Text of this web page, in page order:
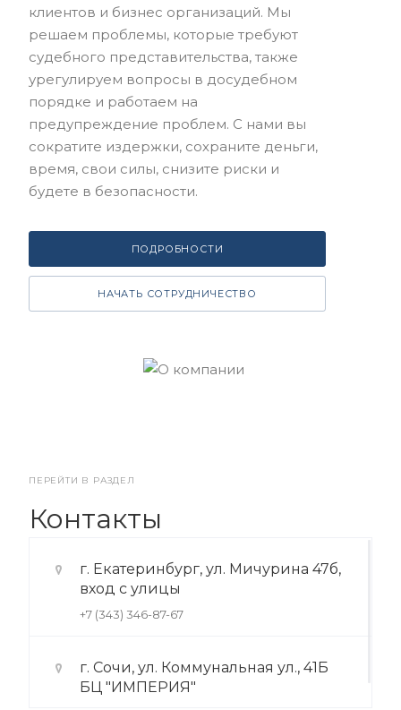
клиентов и бизнес организаций. Мы
решаем проблемы, которые требуют
судебного представительства, также
урегулируем вопросы в досудебном
порядке и работаем на
предупреждение проблем. С нами вы
сократите издержки, сохраните деньги,
время, свои силы, снизите риски и
будете в безопасности.
ПОДРОБНОСТИ
НАЧАТЬ СОТРУДНИЧЕСТВО
ПЕРЕЙТИ В РАЗДЕЛ
Контакты
г. Екатеринбург, ул. Мичурина 47б,
вход с улицы
+7 (343) 346-87-67
г. Сочи, ул. Коммунальная ул., 41Б
БЦ "ИМПЕРИЯ"